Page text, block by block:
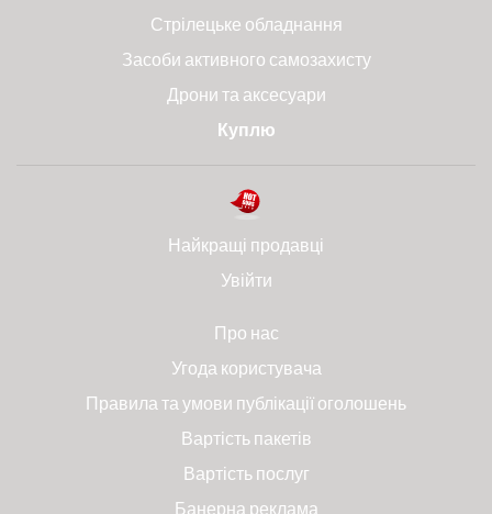
Стрілецьке обладнання
Засоби активного самозахисту
Дрони та аксесуари
Куплю
Найкращі продавці
Увійти
Про нас
Угода користувача
Правила та умови публікації оголошень
Вартість пакетів
Вартість послуг
Банерна реклама